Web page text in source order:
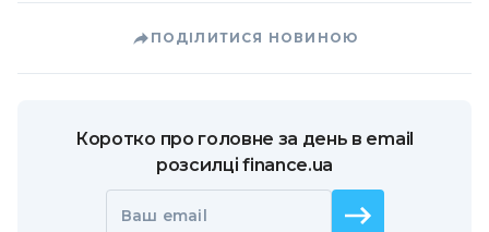
ПОДІЛИТИСЯ НОВИНОЮ
Коротко про головне за день в email
розсилці finance.ua
Ваш email